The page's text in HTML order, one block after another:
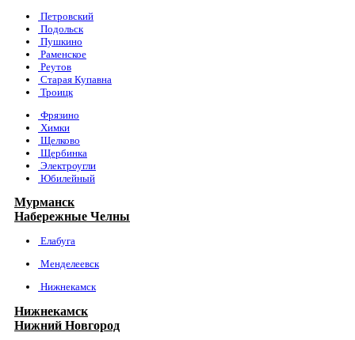
Петровский
Подольск
Пушкино
Раменское
Реутов
Старая Купавна
Троицк
Фрязино
Химки
Щелково
Щербинка
Электроугли
Юбилейный
Мурманск
Набережные Челны
Елабуга
Менделеевск
Нижнекамск
Нижнекамск
Нижний Новгород